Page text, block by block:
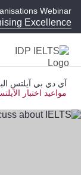
Webinar:
Excellence
آي دي بي آيلتس
مواعيد اختبار